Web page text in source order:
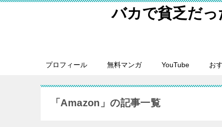
バカで貧乏だ
プロフィール 無料マンガ YouTube お
「Amazon」の記事一覧